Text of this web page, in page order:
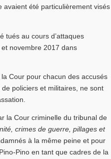
avaient été particulièrement visés
tués au cours d’attaques
novembre 2017 dans
Cour pour chacun des accusés
policiers et militaires, ne sont
la Cour criminelle du tribunal de
crimes de guerre, pillages et
à la même peine et pour
Pino en tant que cadres de la